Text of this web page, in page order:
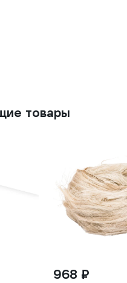
товары
968 ₽